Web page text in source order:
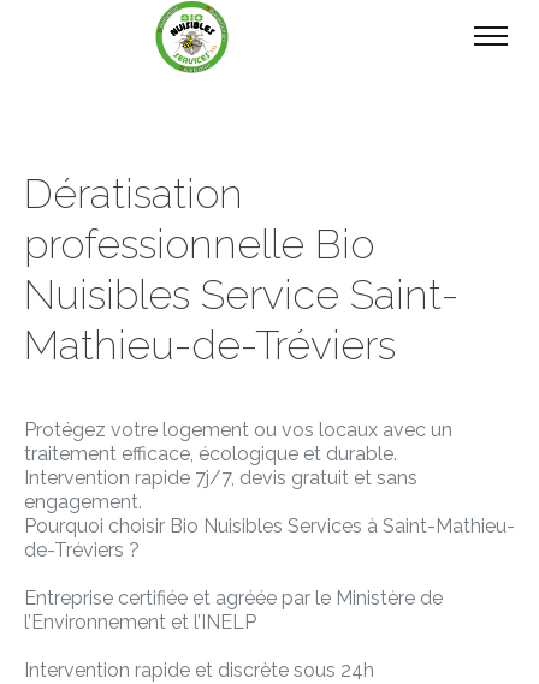
Dératisation
professionnelle Bio
Nuisibles Service Saint-
Mathieu-de-Tréviers
Protégez votre logement ou vos locaux avec un
traitement efficace, écologique et durable.
Intervention rapide 7j/7, devis gratuit et sans
engagement.
Pourquoi choisir Bio Nuisibles Services à Saint-Mathieu-
de-Tréviers ?
Entreprise certifiée et agréée par le Ministère de
l’Environnement et l’INELP
Intervention rapide et discrète sous 24h